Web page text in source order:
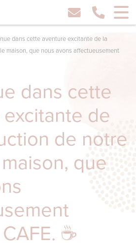
dans cette aventure excitante de la
maison, que nous avons affectueusement
dans cette
de
de notre
que
☕️